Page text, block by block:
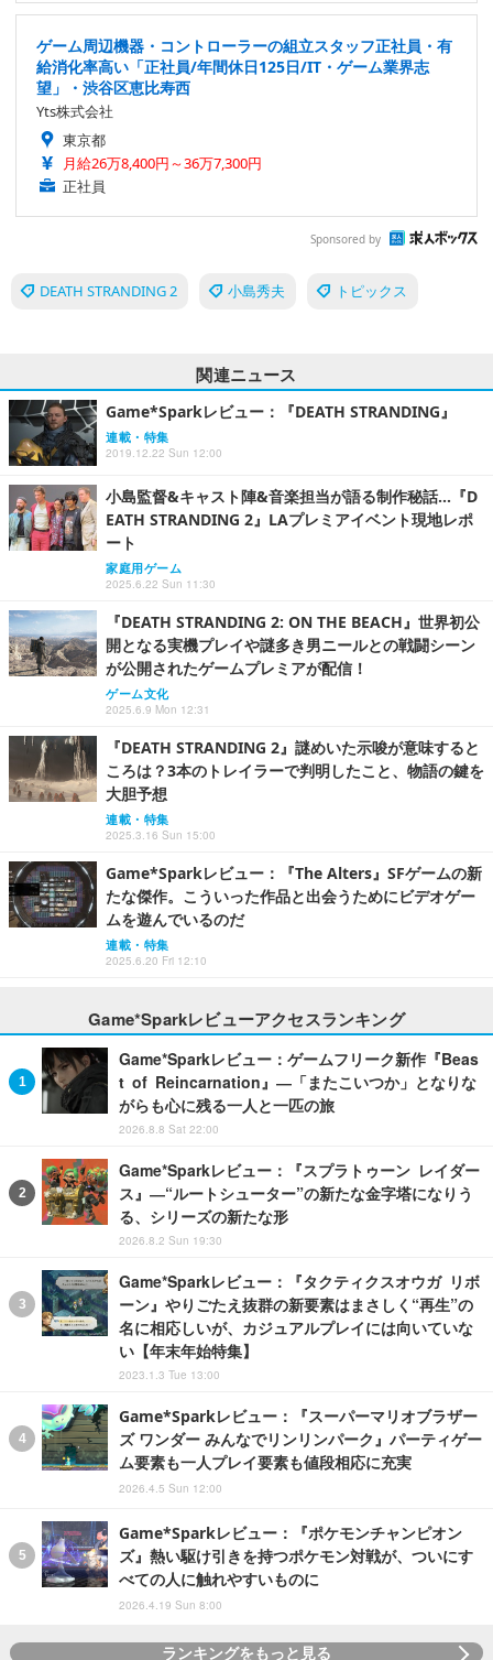
ゲーム周辺機器・コントローラーの組立スタッフ正社員・有
給消化率高い「正社員/年間休日125日/IT・ゲーム業界志
望」・渋谷区恵比寿西
Yts株式会社
東京都
月給26万8,400円～36万7,300円
正社員
Sponsored by
DEATH STRANDING 2 小島秀夫 トピックス
関連ニュース
Game*Sparkレビュー：『DEATH STRANDING』
連載・特集
2019.12.22 Sun 12:00
小島監督&キャスト陣&音楽担当が語る制作秘話…『D
EATH STRANDING 2』LAプレミアイベント現地レポ
ート
家庭用ゲーム
2025.6.22 Sun 11:30
『DEATH STRANDING 2: ON THE BEACH』世界初公
開となる実機プレイや謎多き男ニールとの戦闘シーン
が公開されたゲームプレミアが配信！
ゲーム文化
2025.6.9 Mon 12:31
『DEATH STRANDING 2』謎めいた示唆が意味すると
ころは？3本のトレイラーで判明したこと、物語の鍵を
大胆予想
連載・特集
2025.3.16 Sun 15:00
Game*Sparkレビュー：『The Alters』SFゲームの新
たな傑作。こういった作品と出会うためにビデオゲー
ムを遊んでいるのだ
連載・特集
2025.6.20 Fri 12:10
Game*Sparkレビューアクセスランキング
Game*Sparkレビュー：ゲームフリーク新作『Beas
t of Reincarnation』―「またこいつか」となりな
がらも心に残る一人と一匹の旅
2026.8.8 Sat 22:00
Game*Sparkレビュー：『スプラトゥーン レイダー
ス』―“ルートシューター”の新たな金字塔になりう
る、シリーズの新たな形
2026.8.2 Sun 19:30
Game*Sparkレビュー：『タクティクスオウガ リボ
ーン』やりごたえ抜群の新要素はまさしく“再生”の
名に相応しいが、カジュアルプレイには向いていな
い【年末年始特集】
2023.1.3 Tue 13:00
Game*Sparkレビュー：『スーパーマリオブラザー
ズ ワンダー みんなでリンリンパーク』パーティゲー
ム要素も一人プレイ要素も値段相応に充実
2026.4.5 Sun 12:00
Game*Sparkレビュー：『ポケモンチャンピオン
ズ』熱い駆け引きを持つポケモン対戦が、ついにす
べての人に触れやすいものに
2026.4.19 Sun 8:00
ランキングをもっと見る